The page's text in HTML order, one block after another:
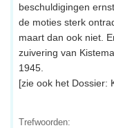
beschuldigingen
de moties sterk
maart dan ook niet.
zuivering van
1945.
[zie ook het Dossier:
Trefwoorden: